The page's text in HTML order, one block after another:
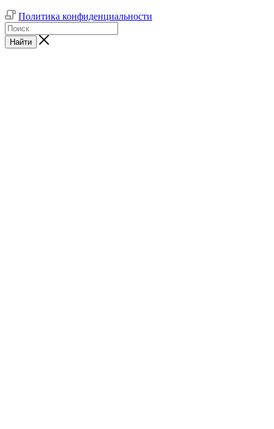
Политика конфиденциальности
Найти